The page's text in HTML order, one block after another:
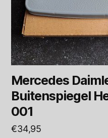
Mercedes
Buitenspiegel
001
€34,95